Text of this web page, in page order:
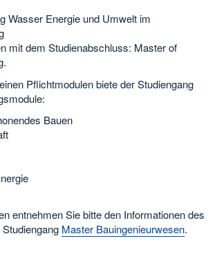
Wasser Energie und Umwelt im
mit dem Studienabschluss: Master of
Pflichtmodulen biete der Studiengang
Bauen
entnehmen Sie bitte den Informationen des
Master Bauingenieurwesen.